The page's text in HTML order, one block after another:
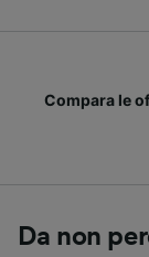
Da non